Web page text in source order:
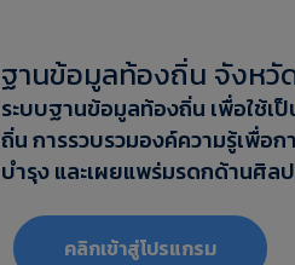
ฐานข้อมูลท้องถิ่น จังหวั
ระบบฐานข้อมูลท้องถิ่น เพื่อใช้
ถิ่น การรวบรวมองค์ความรู้เพื่อ
บำรุง และเผยแพร่มรดกด้านศิ
‎‎คลิกเข้าสู่โปรแกรม